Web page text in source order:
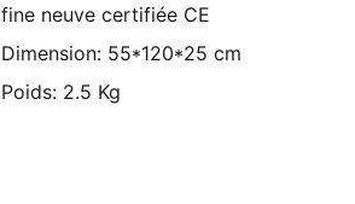
fine neuve certifiée CE
Dimension: 55*120*25 cm
Poids: 2.5 Kg